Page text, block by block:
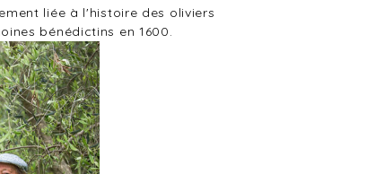
liée à l'histoire des oliviers
bénédictins en 1600.